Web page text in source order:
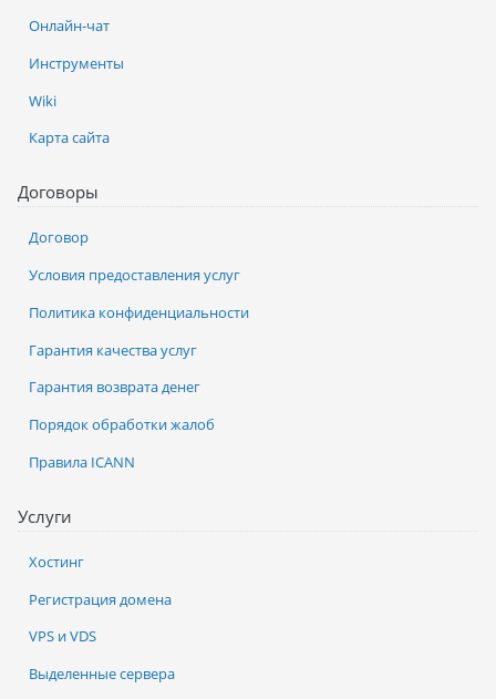
Услуги
Хостинг
Регистрация домена
VPS и VDS
Выделенные сервера
Онлайн-чат
Инструменты
Wiki
Карта сайта
Договоры
Договор
Условия предоставления услуг
Политика конфиденциальности
Гарантия качества услуг
Гарантия возврата денег
Порядок обработки жалоб
Правила ICANN